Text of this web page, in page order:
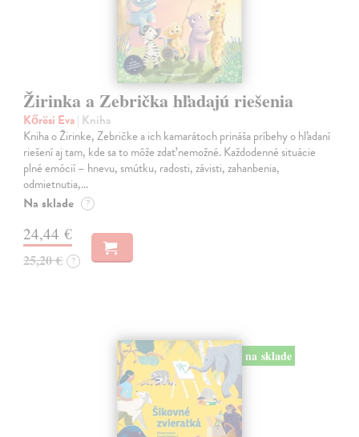
Žirinka a Zebrička hľadajú riešenia
Kőrösi Eva| Kniha
Kniha o Žirinke, Zebričke a ich kamarátoch prináša príbehy o hľadaní
riešení aj tam, kde sa to môže zdať nemožné. Každodenné situácie
plné emócií – hnevu, smútku, radosti, závisti, zahanbenia,
odmietnutia,…
Na sklade ?
24,44 €
25,20 € ?
na sklade